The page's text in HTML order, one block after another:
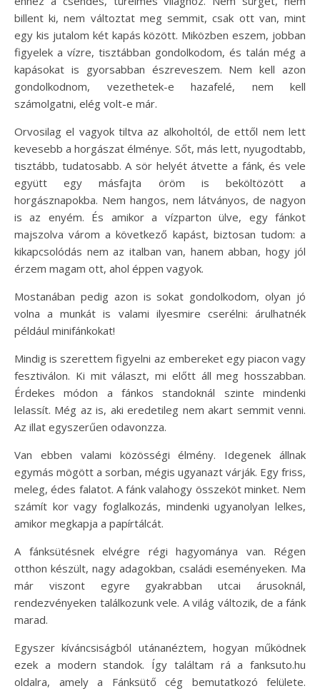
billent ki, nem változtat meg semmit, csak ott van, mint
egy kis jutalom két kapás között. Miközben eszem, jobban
figyelek a vízre, tisztábban gondolkodom, és talán még a
kapásokat is gyorsabban észreveszem. Nem kell azon
gondolkodnom, vezethetek-e hazafelé, nem kell
számolgatni, elég volt-e már.
Orvosilag el vagyok tiltva az alkoholtól, de ettől nem lett
kevesebb a horgászat élménye. Sőt, más lett, nyugodtabb,
tisztább, tudatosabb. A sör helyét átvette a fánk, és vele
együtt egy másfajta öröm is beköltözött a
horgásznapokba. Nem hangos, nem látványos, de nagyon
is az enyém. És amikor a vízparton ülve, egy fánkot
majszolva várom a következő kapást, biztosan tudom: a
kikapcsolódás nem az italban van, hanem abban, hogy jól
érzem magam ott, ahol éppen vagyok.
Mostanában pedig azon is sokat gondolkodom, olyan jó
volna a munkát is valami ilyesmire cserélni: árulhatnék
például minifánkokat!
Mindig is szerettem figyelni az embereket egy piacon vagy
fesztiválon. Ki mit választ, mi előtt áll meg hosszabban.
Érdekes módon a fánkos standoknál szinte mindenki
lelassít. Még az is, aki eredetileg nem akart semmit venni.
Az illat egyszerűen odavonzza.
Van ebben valami közösségi élmény. Idegenek állnak
egymás mögött a sorban, mégis ugyanazt várják. Egy friss,
meleg, édes falatot. A fánk valahogy összeköt minket. Nem
számít kor vagy foglalkozás, mindenki ugyanolyan lelkes,
amikor megkapja a papírtálcát.
A fánksütésnek elvégre régi hagyománya van. Régen
otthon készült, nagy adagokban, családi eseményeken. Ma
már viszont egyre gyakrabban utcai árusoknál,
rendezvényeken találkozunk vele. A világ változik, de a fánk
marad.
Egyszer kíváncsiságból utánanéztem, hogyan működnek
ezek a modern standok. Így találtam rá a fanksuto.hu
oldalra, amely a Fánksütő cég bemutatkozó felülete.